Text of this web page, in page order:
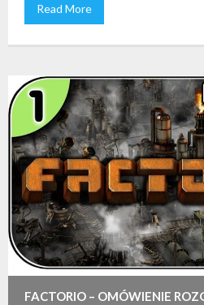
Read More
FACTORIO – OMÓWIENIE